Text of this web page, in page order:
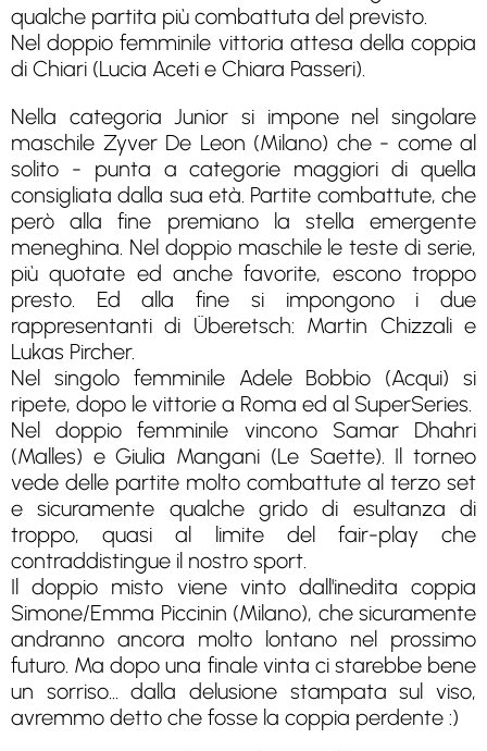
qualche partita più combattuta del previsto.
Nel doppio femminile vittoria attesa della coppia
di Chiari (Lucia Aceti e Chiara Passeri).
Nella categoria Junior si impone nel singolare
maschile Zyver De Leon (Milano) che - come al
solito - punta a categorie maggiori di quella
consigliata dalla sua età. Partite combattute, che
però alla fine premiano la stella emergente
meneghina. Nel doppio maschile le teste di serie,
più quotate ed anche favorite, escono troppo
presto. Ed alla fine si impongono i due
rappresentanti di Überetsch: Martin Chizzali e
Lukas Pircher.
Nel singolo femminile Adele Bobbio (Acqui) si
ripete, dopo le vittorie a Roma ed al SuperSeries.
Nel doppio femminile vincono Samar Dhahri
(Malles) e Giulia Mangani (Le Saette). Il torneo
vede delle partite molto combattute al terzo set
e sicuramente qualche grido di esultanza di
troppo, quasi al limite del fair-play che
contraddistingue il nostro sport.
Il doppio misto viene vinto dall'inedita coppia
Simone/Emma Piccinin (Milano), che sicuramente
andranno ancora molto lontano nel prossimo
futuro. Ma dopo una finale vinta ci starebbe bene
un sorriso... dalla delusione stampata sul viso,
avremmo detto che fosse la coppia perdente :)